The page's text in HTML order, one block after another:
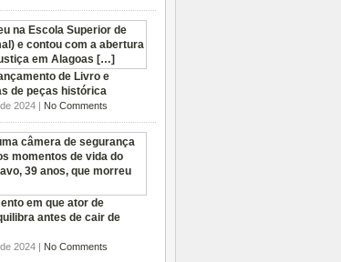
de Livro e
de peças histórica
2024 | No Comments
em que ator de
antes de cair de
2024 | No Comments